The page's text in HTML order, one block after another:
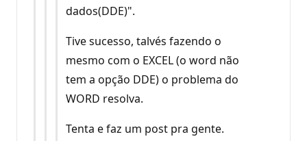
dados(DDE)".
Tive sucesso, talvés fazendo o
mesmo com o EXCEL (o word não
tem a opção DDE) o problema do
WORD resolva.
Tenta e faz um post pra gente.